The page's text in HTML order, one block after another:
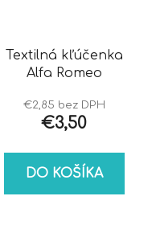
Textilná kľúčenka
Alfa Romeo
€2,85 bez DPH
€3,50
DO KOŠÍKA